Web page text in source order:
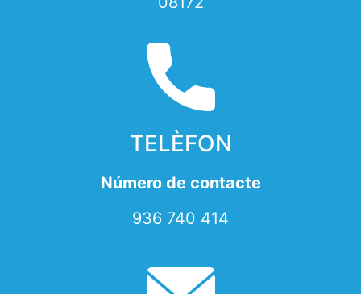
TELÈFON
Número de contacte
936 740 414